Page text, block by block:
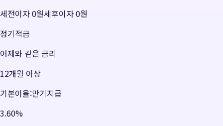
세전이자0원세후이자0원
정기적금
어제와 같은 금리
12개월 이상
기본이율:만기지급
3.60%